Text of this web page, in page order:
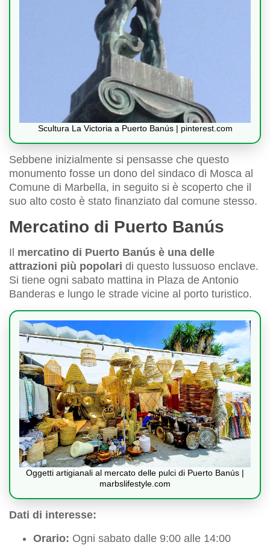
Scultura La Victoria a Puerto Banús | pinterest.com
Sebbene inizialmente si pensasse che questo
monumento fosse un dono del sindaco di Mosca al
Comune di Marbella, in seguito si è scoperto che il
suo alto costo è stato finanziato dal comune stesso.
Mercatino di Puerto Banús
Il mercatino di Puerto Banús è una delle
attrazioni più popolari di questo lussuoso enclave.
Si tiene ogni sabato mattina in Plaza de Antonio
Banderas e lungo le strade vicine al porto turistico.
Oggetti artigianali al mercato delle pulci di Puerto Banús |
marbslifestyle.com
Dati di interesse:
Orario: Ogni sabato dalle 9:00 alle 14:00